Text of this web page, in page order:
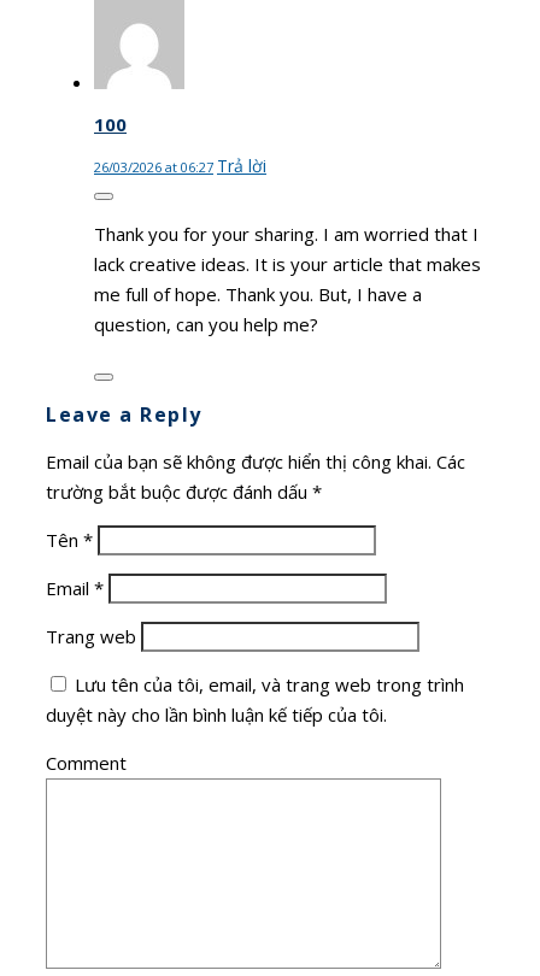
100
26/03/2026 at 06:27 Trả lời
Thank you for your sharing. I am worried that I
lack creative ideas. It is your article that makes
me full of hope. Thank you. But, I have a
question, can you help me?
Leave a Reply
Email của bạn sẽ không được hiển thị công khai. Các
trường bắt buộc được đánh dấu *
Tên *
Email *
Trang web
Lưu tên của tôi, email, và trang web trong trình
duyệt này cho lần bình luận kế tiếp của tôi.
Comment